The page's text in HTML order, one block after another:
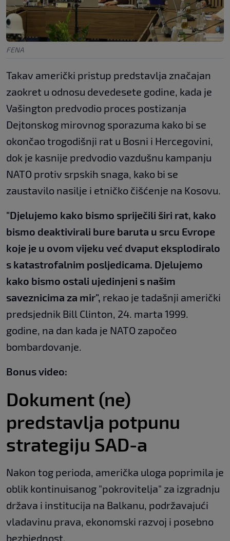
FENA
Takav američki pristup predstavlja značajan
zaokret u odnosu devedesete godine, kada je
Vašington predvodio proces postizanja
Dejtonskog mirovnog sporazuma kako bi se
okončao trogodišnji rat u Bosni i Hercegovini,
dok je kasnije predvodio vazdušnu kampanju
NATO protiv srpskih snaga, kako bi se
zaustavilo nasilje i etničko čišćenje na Kosovu.
"Djelujemo kako bismo spriječili širi rat, kako
bismo deaktivirali bure baruta u srcu Evrope
koje je u ovom vijeku već dvaput eksplodiralo
s katastrofalnim posljedicama. Djelujemo
kako bismo ostali ujedinjeni s našim
saveznicima za mir", rekao je tadašnji američki
predsjednik Bill Clinton, 24. marta 1999.
godine, na dan kada je NATO započeo
bombardovanje.
Bonus video:
Dokument (ne)
predstavlja potpunu
strategiju SAD-a
Nakon tog perioda, američka uloga poprimila je
oblik kontinuisanog "pokrovitelja" za izgradnju
država i institucija na Balkanu, podržavajući
vladavinu prava, ekonomski razvoj i posebno
bezbjednost.